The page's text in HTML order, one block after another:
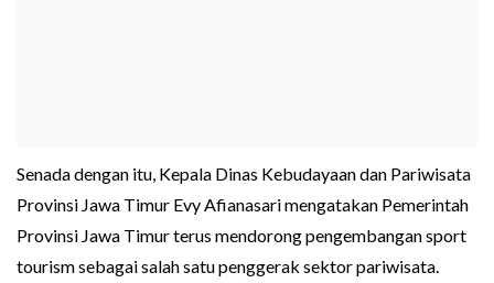
Senada dengan itu, Kepala Dinas Kebudayaan dan Pariwisata
Provinsi Jawa Timur Evy Afianasari mengatakan Pemerintah
Provinsi Jawa Timur terus mendorong pengembangan sport
tourism sebagai salah satu penggerak sektor pariwisata.